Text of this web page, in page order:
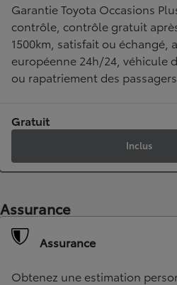
Garantie Toyota Occasions
contrôle, contrôle gratuit
1500km, satisfait ou échangé,
européenne 24h/24, véhicule
ou rapatriement des passagers
Gratuit
Inclus
Assurance
Assurance
Obtenez une estimation